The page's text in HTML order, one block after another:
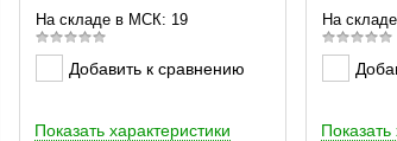
На складе в МСК: 19
Добавить к сравнению
Показать характеристики
На
Показать